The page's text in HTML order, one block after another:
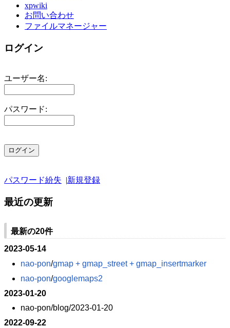
xpwiki
お問い合わせ
ファイルマネージャー
ログイン
ユーザー名:
パスワード:
パスワード紛失 |新規登録
最近の更新
最新の20件
2023-05-14
nao-pon​/gmap + gmap_street + gmap_insertmarker
nao-pon​/googlemaps2
2023-01-20
nao-pon/​blog/​2023-01-20
2022-09-22